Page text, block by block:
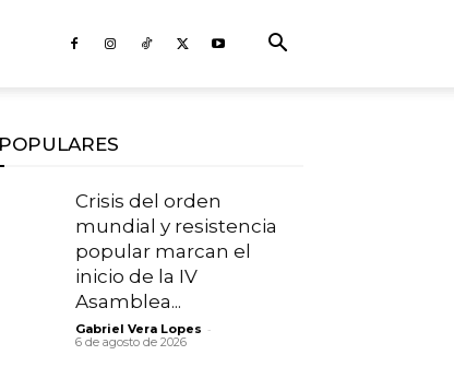
Crisis del orden
mundial y resistencia
popular marcan el
inicio de la IV
Asamblea...
Gabriel Vera Lopes -
6 de agosto de 2026